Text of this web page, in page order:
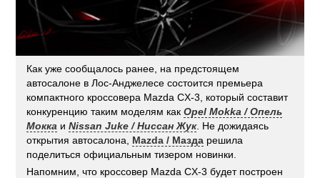
Как уже сообщалось ранее, на предстоящем
автосалоне в Лос-Анджелесе состоится премьера
компактного кроссовера Mazda CX-3, который составит
конкуренцию таким моделям какOpel Mokka / Опель
Мокка иNissan Juke / Ниссан Жук. Не дожидаясь
открытия автосалона, Mazda / Мазда решила
поделиться официальным тизером новинки.
Напомним, что кроссовер Mazda CX-3 будет построен